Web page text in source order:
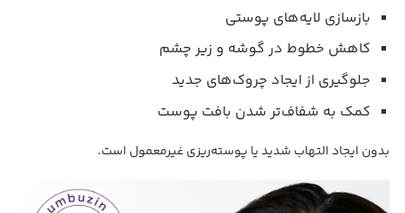
بازسازی لایه‌های پوستی
کاهش خطوط در گوشه و زیر چشم
جلوگیری از ایجاد چروک‌های جدید
کمک به شفاف‌تر شدن بافت پوست
بدون ایجاد التهاب شدید یا پوسته‌ریزی غیرمعمول است.